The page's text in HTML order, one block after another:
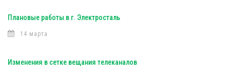
Плановые работы в г. Электросталь
14 марта
Изменения в сетке вещания телеканалов